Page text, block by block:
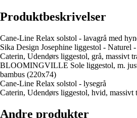
Produktbeskrivelser
Cane-Line Relax solstol - lavagrå med
Sika Design Josephine liggestol - Naturel
Caterin, Udendørs liggestol, grå, massivt
BLOOMINGVILLE Sole liggestol, m.
bambus (220x74)
Cane-Line Relax solstol - lysegrå
Caterin, Udendørs liggestol, hvid, massivt
Andre produkter